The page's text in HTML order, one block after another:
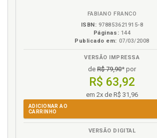
FABIANO FRANCO
ISBN: 978853621915-8
Páginas: 144
Publicado em: 07/03/2008
VERSÃO IMPRESSA
de R$ 79,90* por
R$ 63,92
em 2x de R$ 31,96
ADICIONAR AO
CARRINHO
VERSÃO DIGITAL